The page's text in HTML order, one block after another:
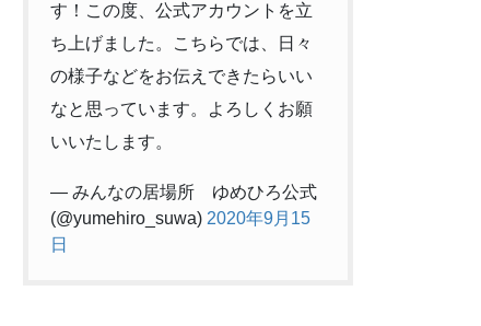
す！この度、公式アカウントを立
ち上げました。こちらでは、日々
の様子などをお伝えできたらいい
なと思っています。よろしくお願
いいたします。
— みんなの居場所 ゆめひろ公式
(@yumehiro_suwa) 2020年9月15
日